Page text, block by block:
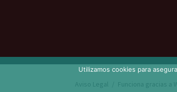
Aviso Legal Funciona gracias a
Utilizamos cookies para